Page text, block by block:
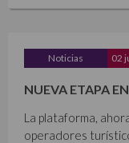
Noticias 02
NUEVA ETAPA
La plataforma,
operadores